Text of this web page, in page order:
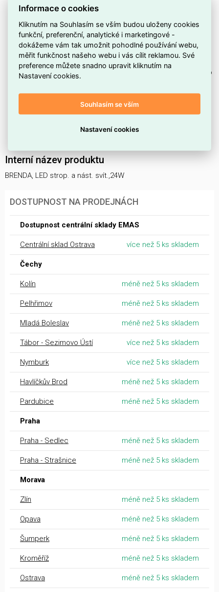
Maximální příkon systému je
Světelný tok dosahuje2160 lm, poskytuje dostatečné
osvětlení pro středně velké místnosti.
Teplotu barev lze přepínat do pozic3/4/6K
(3000/4000/6000 K), takže snadno zvolíte teplejší nebo
IP44
, vhodné do prostor s vyšší
Těleso v provedeníantracitdobře ladí s moderním
Interní název produktu
BRENDA, LED strop. a nást. svít.,24W
DOSTUPNOST NA PRODEJNÁCH
Dostupnost centrální sklady EMAS
Centrální sklad Ostrava více než 5 ks skladem
Čechy
Kolín méně než 5 ks skladem
Pelhřimov méně než 5 ks skladem
Mladá Boleslav méně než 5 ks skladem
Tábor - Sezimovo Ústí více než 5 ks skladem
Nymburk více než 5 ks skladem
Havlíčkův Brod méně než 5 ks skladem
Pardubice méně než 5 ks skladem
Praha
Praha - Sedlec méně než 5 ks skladem
Praha - Strašnice méně než 5 ks skladem
Morava
Zlín méně než 5 ks skladem
Opava méně než 5 ks skladem
Šumperk méně než 5 ks skladem
Kroměříž méně než 5 ks skladem
Ostrava méně než 5 ks skladem
Informace o cookies
Kliknutím na Souhlasím se vším budou uloženy cookies
funkční, preferenční, analytické i marketingové -
dokážeme vám tak umožnit pohodlné používání webu,
měřit funkčnost našeho webu i vás cílit reklamou. Své
preference můžete snadno upravit kliknutím na
Nastavení cookies.
Souhlasím se vším
Nastavení cookies